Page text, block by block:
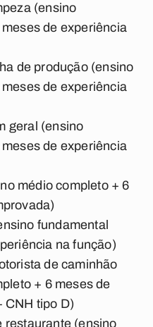
(ensino
de experiência
de produção (ensino
de experiência
geral (ensino
de experiência
médio completo + 6
fundamental
na função)
de caminhão
+ 6 meses de
CNH tipo D)
restaurante (ensino